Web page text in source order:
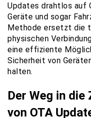
Updates drahtlos auf
Geräte und sogar
Methode ersetzt die
physischen
eine effiziente
Sicherheit von
halten.
Der Weg in
von OTA